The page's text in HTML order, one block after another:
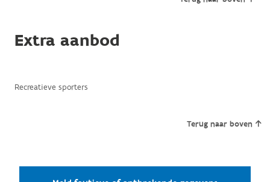
Extra aanbod
Recreatieve sporters
Terug naar boven